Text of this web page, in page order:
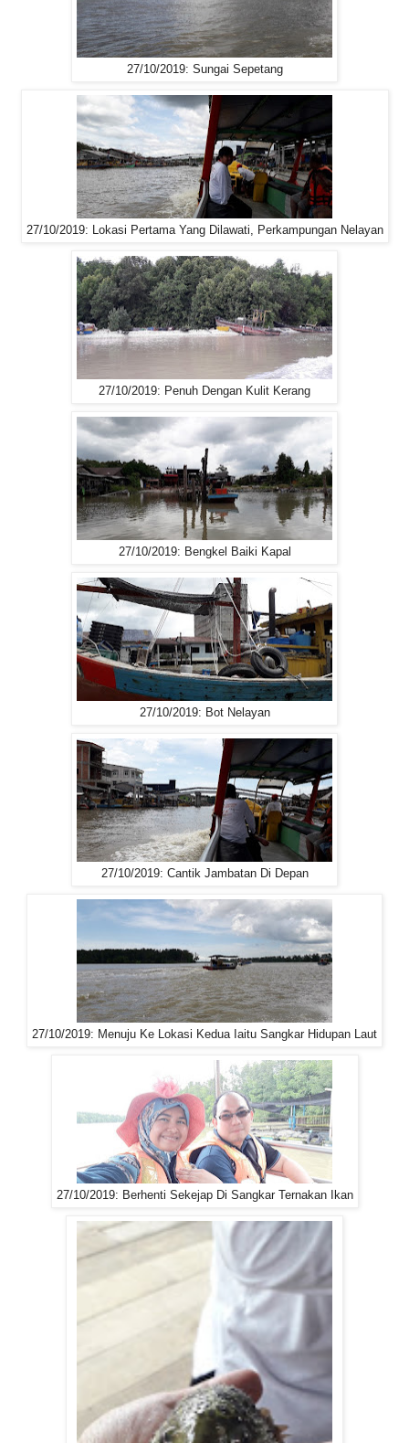
27/10/2019: Sungai Sepetang
27/10/2019: Lokasi Pertama Yang Dilawati, Perkampungan Nelayan
27/10/2019: Penuh Dengan Kulit Kerang
27/10/2019: Bengkel Baiki Kapal
27/10/2019: Bot Nelayan
27/10/2019: Cantik Jambatan Di Depan
27/10/2019: Menuju Ke Lokasi Kedua Iaitu Sangkar Hidupan Laut
27/10/2019: Berhenti Sekejap Di Sangkar Ternakan Ikan